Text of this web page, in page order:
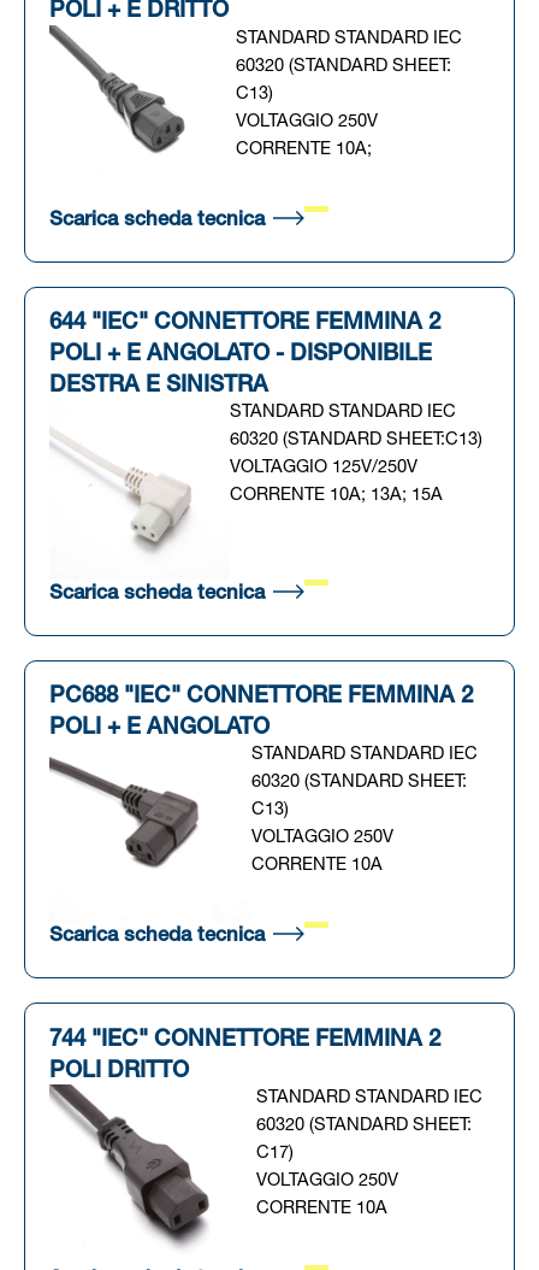
POLI + E DRITTO
STANDARD STANDARD IEC
60320 (STANDARD SHEET:
C13)
VOLTAGGIO 250V
CORRENTE 10A;
Scarica scheda tecnica (Si apre in una nuova
644 "IEC" CONNETTORE FEMMINA 2
POLI + E ANGOLATO - DISPONIBILE
DESTRA E SINISTRA
STANDARD STANDARD IEC
60320 (STANDARD SHEET:C13)
VOLTAGGIO 125V/250V
CORRENTE 10A; 13A; 15A
Scarica scheda tecnica (Si apre in una nuova
PC688 "IEC" CONNETTORE FEMMINA 2
POLI + E ANGOLATO
STANDARD STANDARD IEC
60320 (STANDARD SHEET:
C13)
VOLTAGGIO 250V
CORRENTE 10A
Scarica scheda tecnica (Si apre in una nuova
744 "IEC" CONNETTORE FEMMINA 2
POLI DRITTO
STANDARD STANDARD IEC
60320 (STANDARD SHEET:
C17)
VOLTAGGIO 250V
CORRENTE 10A